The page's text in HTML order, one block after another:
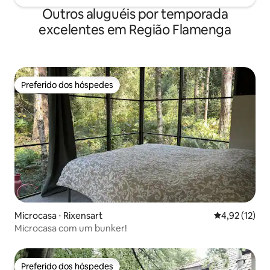
Outros aluguéis por temporada
excelentes em Região Flamenga
Preferido dos hóspedes
Preferido dos hóspedes
Microcasa ⋅ Rixensart 4,92 de uma
4,92 (12)
Microcasa com um bunker!
Preferido dos hóspedes